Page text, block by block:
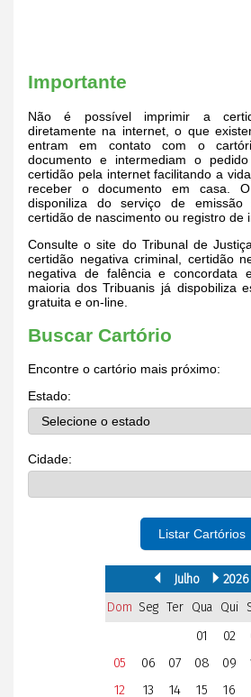
Importante
Não é possível imprimir a
diretamente na internet, o que
entram em contato com o
documento e intermediam o
certidão pela internet facilitando a
receber o documento em casa.
disponiliza do serviço de
certidão de nascimento ou registro de
Consulte o site do Tribunal de
certidão negativa criminal, certidão
negativa de falência e concordata
maioria dos Tribuanis já dispobiliza
gratuita e on-line.
Buscar Cartório
Encontre o cartório mais próximo:
Estado:
Cidade:
Listar Cartórios